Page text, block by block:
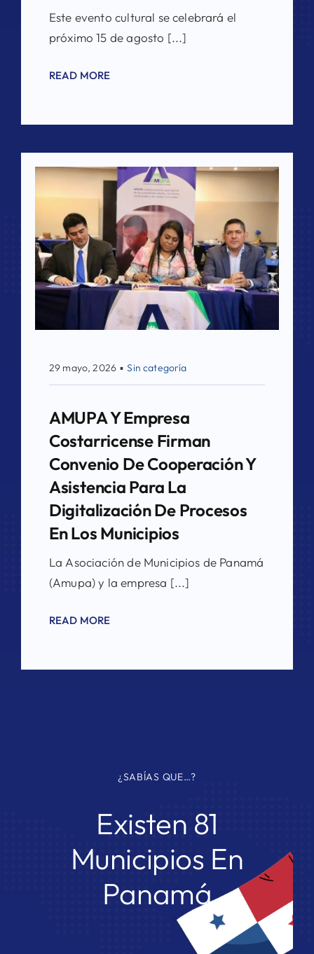
Este evento cultural se celebrará el
próximo 15 de agosto [...]
READ MORE
29 mayo, 2026 ▪ Sin categoría
AMUPA Y Empresa
Costarricense Firman
Convenio De Cooperación Y
Asistencia Para La
Digitalización De Procesos
En Los Municipios
La Asociación de Municipios de Panamá
(Amupa) y la empresa [...]
READ MORE
¿SABÍAS QUE…?
Existen 81
Municipios En
Panamá